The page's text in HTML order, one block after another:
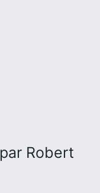
par Robert